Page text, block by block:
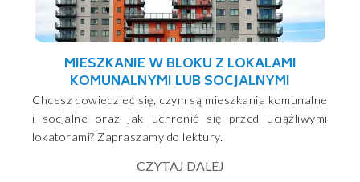
MIESZKANIE W BLOKU Z LOKALAMI
KOMUNALNYMI LUB SOCJALNYMI
Chcesz dowiedzieć się, czym są mieszkania komunalne
i socjalne oraz jak uchronić się przed uciążliwymi
lokatorami? Zapraszamy do lektury.
CZYTAJ DALEJ